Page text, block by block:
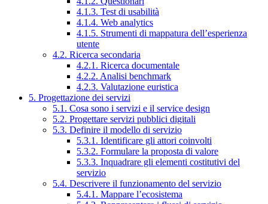
4.1.3. Test di usabilità
4.1.4. Web analytics
4.1.5. Strumenti di mappatura dell’esperienza
utente
4.2. Ricerca secondaria
4.2.1. Ricerca documentale
4.2.2. Analisi benchmark
4.2.3. Valutazione euristica
5. Progettazione dei servizi
5.1. Cosa sono i servizi e il service design
5.2. Progettare servizi pubblici digitali
5.3. Definire il modello di servizio
5.3.1. Identificare gli attori coinvolti
5.3.2. Formulare la proposta di valore
5.3.3. Inquadrare gli elementi costitutivi del
servizio
5.4. Descrivere il funzionamento del servizio
5.4.1. Mappare l’ecosistema